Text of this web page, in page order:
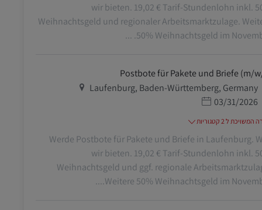
wir bieten. 19,02 € Tarif-Stundenlohn inkl.
Weihnachtsgeld und regionaler Arbeitsmarktzulage.
50% Weihnachtsgeld im
Postbote für Pakete und Briefe (m/
מיקום
Laufenburg, Baden-Württemberg, Germany
תאריך פרסום
03/31/2026
ל 2 קטגוריות
Werde Postbote für Pakete und Briefe in Laufenburg.
wir bieten. 19,02 € Tarif-Stundenlohn inkl.
Weihnachtsgeld und ggf. regionale
Weitere 50% Weihnachtsgeld im